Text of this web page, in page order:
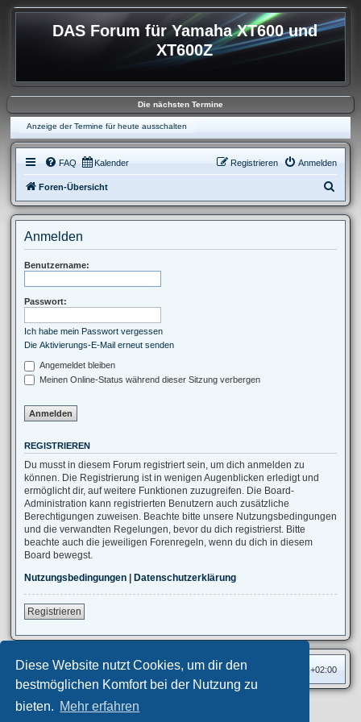
Diese Website nutzt Cookies, um dir den
bestmöglichen Komfort bei der Nutzung zu
bieten. Mehr erfahren
DAS Forum für Yamaha XT600 und
XT600Z
Die nächsten Termine
Anzeige der Termine für heute ausschalten
FAQ Kalender Anmelden
Registrieren
Foren-Übersicht
u
Anmelden
Benutzername:
Passwort:
Ich habe mein Passwort vergessen
Die Aktivierungs-E-Mail erneut senden
Angemeldet bleiben
Meinen Online-Status während dieser Sitzung verbergen
REGISTRIEREN
Du musst in diesem Forum registriert sein, um dich anmelden zu
können. Die Registrierung ist in wenigen Augenblicken erledigt und
ermöglicht dir, auf weitere Funktionen zuzugreifen. Die Board-
Administration kann registrierten Benutzern auch zusätzliche
Berechtigungen zuweisen. Beachte bitte unsere Nutzungsbedingungen
und die verwandten Regelungen, bevor du dich registrierst. Bitte
beachte auch die jeweiligen Forenregeln, wenn du dich in diesem
Board bewegst.
Nutzungsbedingungen | Datenschutzerklärung
Registrieren
Foren-Übersicht Alle Zeiten sind UTC+02:00
Privates Forum ©